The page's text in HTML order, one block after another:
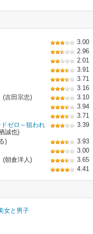
3.00
2.96
2.01
3.91
3.71
3.16
(吉田宗忠)
3.10
3.94
3.71
ゼロ～狙われ
誠也)
3.39
)
3.93
3.00
(朝倉洋人)
3.65
4.41
女と男子